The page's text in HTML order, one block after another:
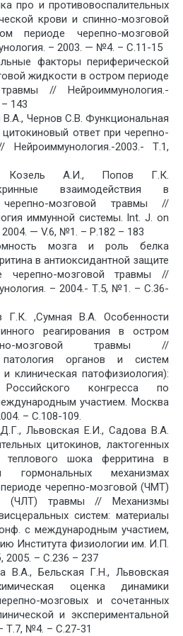
про и противовоспалительных
крови и спинно-мозговой
периоде черепно-мозговой
– 2003. — №4. – С.11-15
факторы периферической
жидкости в остром периоде
// Нейроиммунология.-
143
Чернов С.В. Функциональная
ответ при черепно-
2003.- Т.1,
А.И., Попов Г.К.
взаимодействия в
мозговой травмы //
иммунной системы. Int. J. on
— V.6, №1. – Р.182 – 183
мозга и роль белка
в антиоксидантной защите
черепно-мозговой травмы //
– 2004.- Т.5, №1. – С.36-
,Сумная В.А. Особенности
реагирования в остром
мозговой травмы //
патология органов и систем
клиническая патофизиология):
конгресса по
участием. Москва
– С.108-109.
Львовская Е.И., Садова В.А.
цитокинов, лактогенных
шока ферритина в
гормональных механизмах
черепно-мозговой (ЧМТ)
(ЧЛТ) травмы // Механизмы
систем: материалы
с международным участием,
Института физиологии им. И.П.
– С.236 – 237
В.А., Бельская Г.Н., Львовская
оценка динамики
мозговых и сочетанных
и экспериментальной
Т.7, №4. – С.27-31